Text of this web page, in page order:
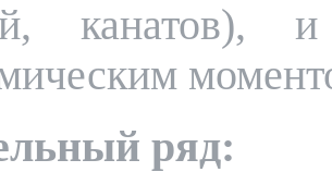
канатов),
ряд: